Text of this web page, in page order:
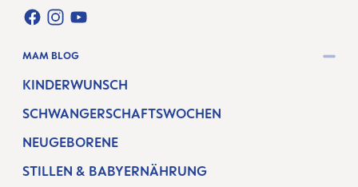
FACEBOOK
INSTAGRAM
YOUTUBE
MAM BLOG
KINDERWUNSCH
SCHWANGERSCHAFTSWOCHEN
NEUGEBORENE
STILLEN & BABYERNÄHRUNG